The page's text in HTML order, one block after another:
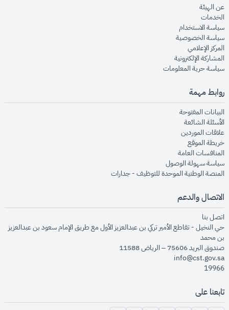
عن الهيئةopens in new window
الخدماتopens in new window
سياسة الاستخدام
سياسة الخصوصيةopens in new window
المركز الإعلاميopens in new window
المشاركة الإلكترونيةopens in new window
سياسة حرية المعلوماتopens in new window
روابط مهمة
البيانات المفتوحةopens in new window
الأسئلة الشائعةopens in new window
علاقات الموردينopens in new window
خريطة الموقعopens in new window
المنافسات العامةopens in new window
سياسة سهولة الوصولopens in new window
المنصة الوطنية الموحدة للتوظيف - جداراتopens in new window
الاتصال والدعم
اتصل بنا
حي النخيل - تقاطع الأمير تركي بن عبدالعزيز الأول مع طريق الإمام سعود بن عبدالعزيز
بن محمد
صندوق البريد 75606 – الرياض 11588
info@cst.gov.sa
19966
تابعنا على